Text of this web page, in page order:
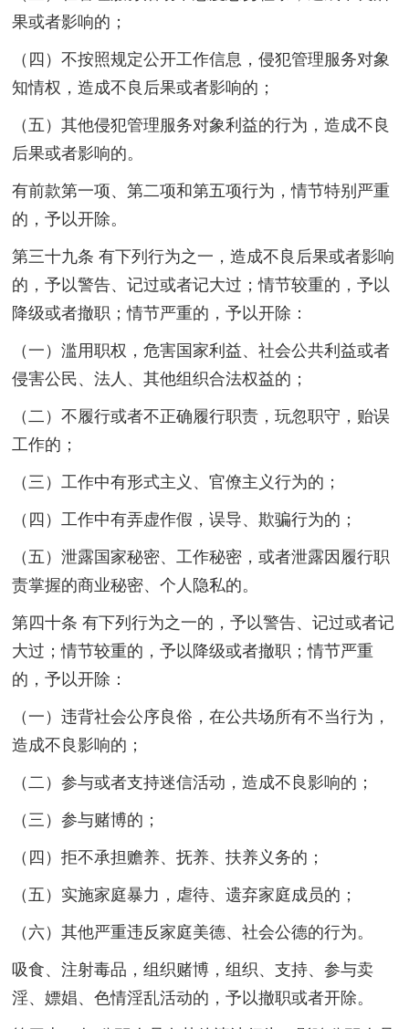
果或者影响的；
（四）不按照规定公开工作信息，侵犯管理服务对象
知情权，造成不良后果或者影响的；
（五）其他侵犯管理服务对象利益的行为，造成不良
后果或者影响的。
有前款第一项、第二项和第五项行为，情节特别严重
的，予以开除。
第三十九条 有下列行为之一，造成不良后果或者影响
的，予以警告、记过或者记大过；情节较重的，予以
降级或者撤职；情节严重的，予以开除：
（一）滥用职权，危害国家利益、社会公共利益或者
侵害公民、法人、其他组织合法权益的；
（二）不履行或者不正确履行职责，玩忽职守，贻误
工作的；
（三）工作中有形式主义、官僚主义行为的；
（四）工作中有弄虚作假，误导、欺骗行为的；
（五）泄露国家秘密、工作秘密，或者泄露因履行职
责掌握的商业秘密、个人隐私的。
第四十条 有下列行为之一的，予以警告、记过或者记
大过；情节较重的，予以降级或者撤职；情节严重
的，予以开除：
（一）违背社会公序良俗，在公共场所有不当行为，
造成不良影响的；
（二）参与或者支持迷信活动，造成不良影响的；
（三）参与赌博的；
（四）拒不承担赡养、抚养、扶养义务的；
（五）实施家庭暴力，虐待、遗弃家庭成员的；
（六）其他严重违反家庭美德、社会公德的行为。
吸食、注射毒品，组织赌博，组织、支持、参与卖
淫、嫖娼、色情淫乱活动的，予以撤职或者开除。